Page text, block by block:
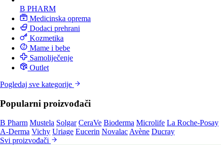
B PHARM
Medicinska oprema
Dodaci prehrani
Kozmetika
Mame i bebe
Samoliječenje
Outlet
Pogledaj sve kategorije
Popularni proizvođači
B Pharm Mustela Solgar CeraVe Bioderma Microlife La Roche-Posay
A-Derma Vichy Uriage Eucerin Novalac Avène Ducray
Svi proizvođači